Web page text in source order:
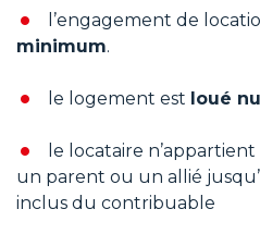
l’engagement de
minimum.
le logement est loué nu
le locataire
un parent ou un allié
inclus du contribuable